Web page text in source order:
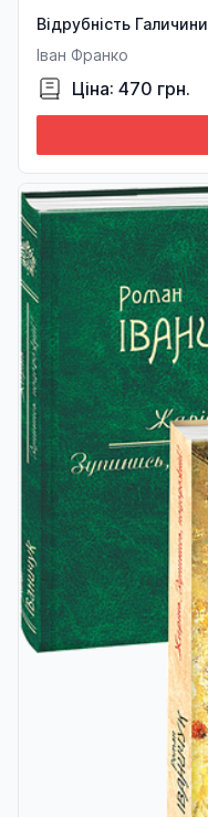
Відрубність Галичини
Іван Франко
Ціна: 470 грн.